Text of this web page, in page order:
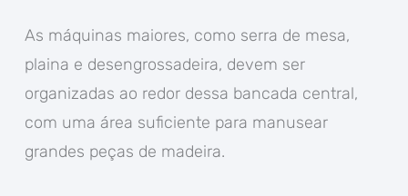
As máquinas maiores, como serra de mesa,
plaina e desengrossadeira, devem ser
organizadas ao redor dessa bancada central,
com uma área suficiente para manusear
grandes peças de madeira.